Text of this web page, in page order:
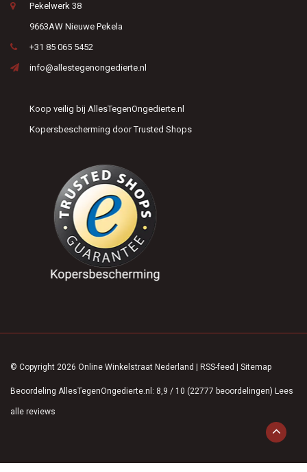
Pekelwerk 38
9663AW Nieuwe Pekela
+31 85 065 5452
info@allestegenongedierte.nl
Koop veilig bij AllesTegenOngedierte.nl
Kopersbescherming door Trusted Shops
© Copyright 2026 Online Winkelstraat Nederland | RSS-feed | Sitemap
Beoordeling AllesTegenOngedierte.nl : 8,9 / 10 (22777 beoordelingen) Lees
alle reviews